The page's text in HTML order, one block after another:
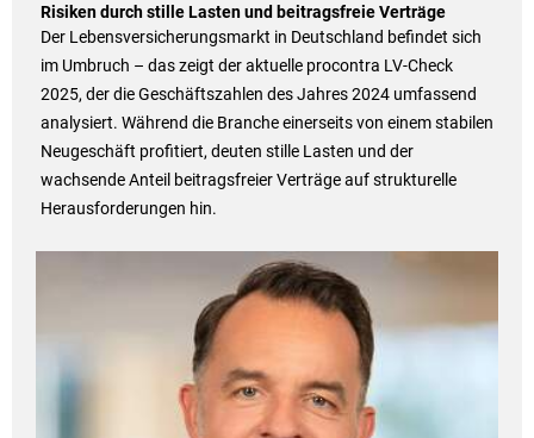
Risiken durch stille Lasten und beitragsfreie Verträge
Der Lebensversicherungsmarkt in Deutschland befindet sich
im Umbruch – das zeigt der aktuelle procontra LV-Check
2025, der die Geschäftszahlen des Jahres 2024 umfassend
analysiert. Während die Branche einerseits von einem stabilen
Neugeschäft profitiert, deuten stille Lasten und der
wachsende Anteil beitragsfreier Verträge auf strukturelle
Herausforderungen hin.